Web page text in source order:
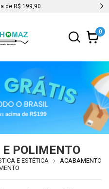
de R$ 199,90
0
POLIMENTO
E ESTÉTICA
ACABAMENTO